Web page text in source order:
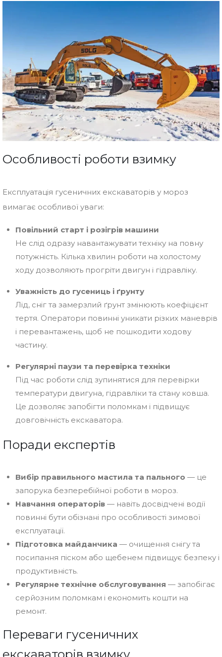
Особливості роботи взимку
Експлуатація гусеничних екскаваторів у мороз
вимагає особливої уваги:
Повільний старт і розігрів машини
Не слід одразу навантажувати техніку на повну
потужність. Кілька хвилин роботи на холостому
ходу дозволяють прогріти двигун і гідравліку.
Уважність до гусениць і ґрунту
Лід, сніг та замерзлий ґрунт змінюють коефіцієнт
тертя. Оператори повинні уникати різких маневрів
і перевантажень, щоб не пошкодити ходову
частину.
Регулярні паузи та перевірка техніки
Під час роботи слід зупинятися для перевірки
температури двигуна, гідравліки та стану ковша.
Це дозволяє запобігти поломкам і підвищує
довговічність екскаватора.
Поради експертів
Вибір правильного мастила та пального — це
запорука безперебійної роботи в мороз.
Навчання операторів — навіть досвідчені водії
повинні бути обізнані про особливості зимової
експлуатації.
Підготовка майданчика — очищення снігу та
посипання піском або щебенем підвищує безпеку і
продуктивність.
Регулярне технічне обслуговування — запобігає
серйозним поломкам і економить кошти на
ремонт.
Переваги гусеничних